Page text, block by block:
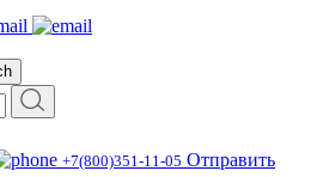
+7(800)351-11-05 Отправить